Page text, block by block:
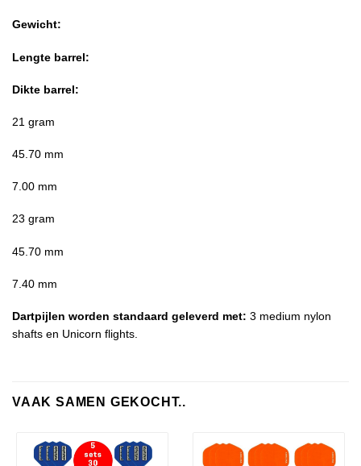
Gewicht:
Lengte barrel:
Dikte barrel:
21 gram
45.70 mm
7.00 mm
23 gram
45.70 mm
7.40 mm
Dartpijlen worden standaard geleverd met: 3 medium nylon
shafts en Unicorn flights.
VAAK SAMEN GEKOCHT..